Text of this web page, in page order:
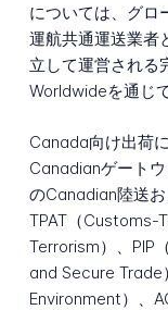
については、グロ
運航共通運送業者
立して運営される
Worldwideを通じ
Canada向け出荷
Canadianゲート
のCanadian陸送
TPAT（Customs-
Terrorism）、PIP
and Secure
Environment）、